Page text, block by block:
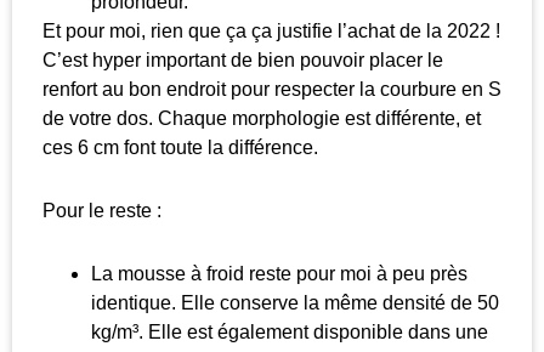
Et pour moi, rien que ça ça justifie l’achat de la 2022 !
C’est hyper important de bien pouvoir placer le
renfort au bon endroit pour respecter la courbure en S
de votre dos. Chaque morphologie est différente, et
ces 6 cm font toute la différence.
Pour le reste :
La mousse à froid reste pour moi à peu près
identique. Elle conserve la même densité de 50
kg/m³. Elle est également disponible dans une